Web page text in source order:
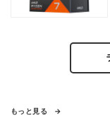
もっと見る